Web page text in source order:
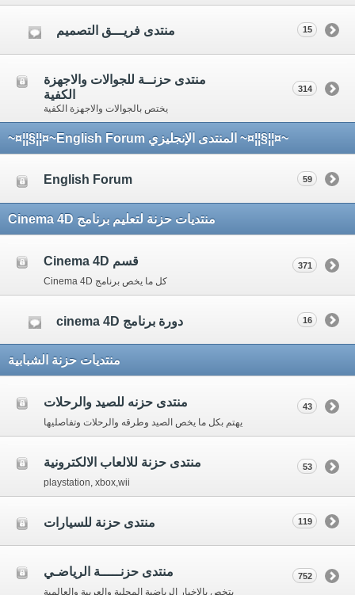
منتدى فريـــق التصميم 15
منتدى حزنــة للجوالات والاجهزة
الكفية
يختص بالجوالات والاجهزة الكفية
314
~¤¦¦§¦¦¤~ المنتدى الإنجليزي English Forum~¤¦¦§¦¦¤~
English Forum 59
منتديات حزنة لتعليم برنامج Cinema 4D
قسم Cinema 4D
كل ما يخص برنامج Cinema 4D
371
دورة برنامج cinema 4D 16
منتديات حزنة الشبابية
منتدى حزنه للصيد والرحلات
يهتم بكل ما يخص الصيد وطرقه والرحلات وتفاصليها
43
منتدى حزنة للالعاب الالكترونية
playstation, xbox,wii
53
منتدى حزنة للسيارات 119
منتدى حزنـــــة الرياضـي
يتخص بالاخبار الرياضية المحلية والعربية والعالمية
752